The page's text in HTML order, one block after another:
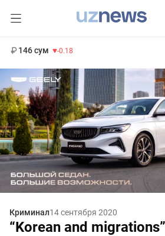
146 сум -0.18
Криминал14 сентября 2020
“Korean and